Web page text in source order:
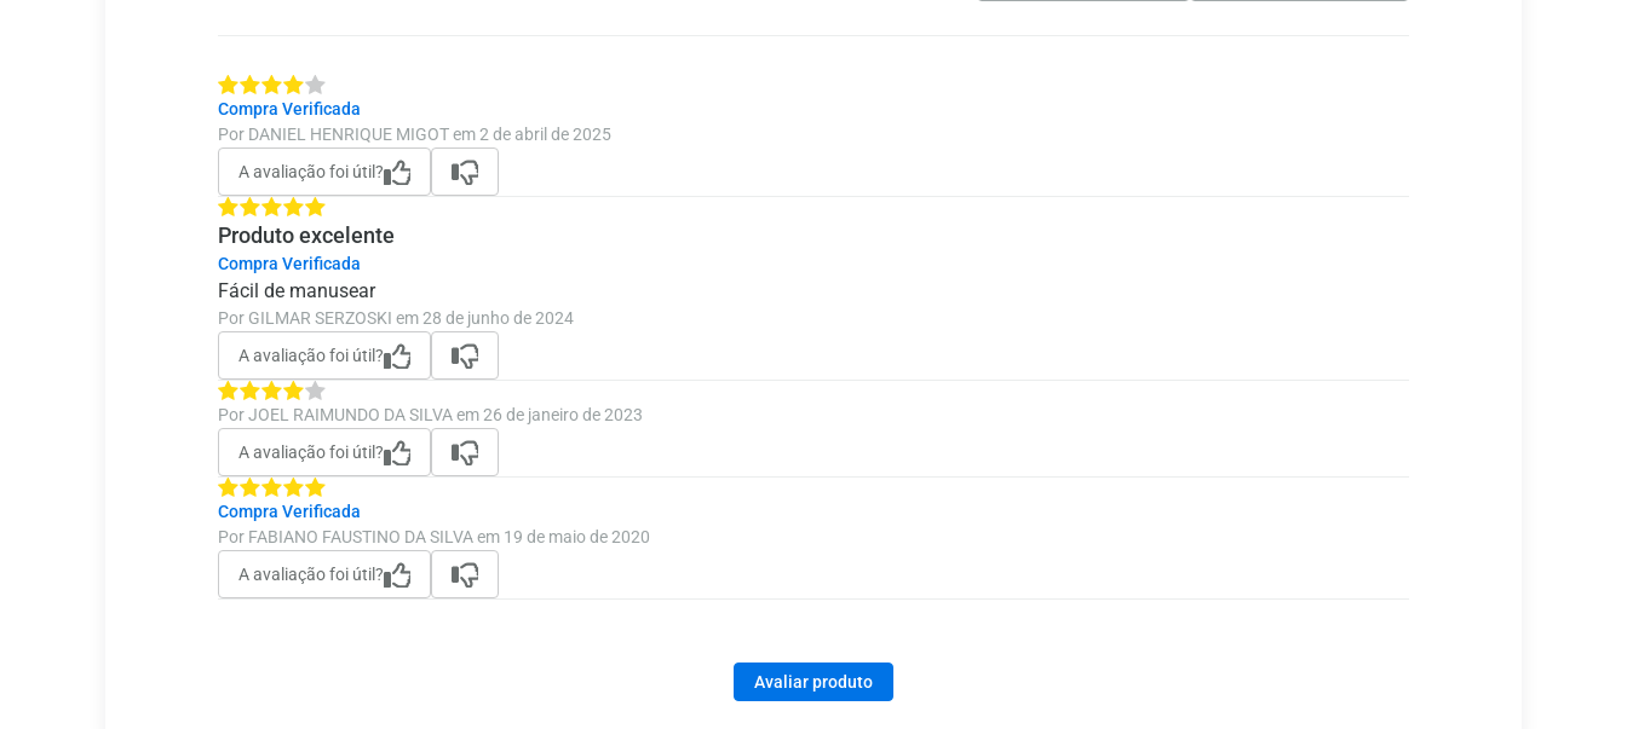
Compra Verificada
Por DANIEL HENRIQUE MIGOT em 2 de abril de 2025
A avaliação foi útil?
Produto excelente
Compra Verificada
Fácil de manusear
Por GILMAR SERZOSKI em 28 de junho de 2024
A avaliação foi útil?
Por JOEL RAIMUNDO DA SILVA em 26 de janeiro de 2023
A avaliação foi útil?
Compra Verificada
Por FABIANO FAUSTINO DA SILVA em 19 de maio de 2020
A avaliação foi útil?
Avaliar produto